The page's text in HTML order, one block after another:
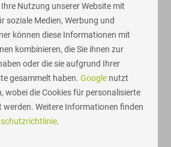
412 €
3 Nächte
2 Personen
1
Einige
Einrichtung
Veranda
Nutzung unserer Website mit
soziale Medien, Werbung und
können diese Informationen mit
kombinieren, die Sie ihnen zur
oder die sie aufgrund Ihrer
gesammelt haben.Google nutzt
wobei die Cookies für personalisierte
werden. Weitere Informationen finden
.